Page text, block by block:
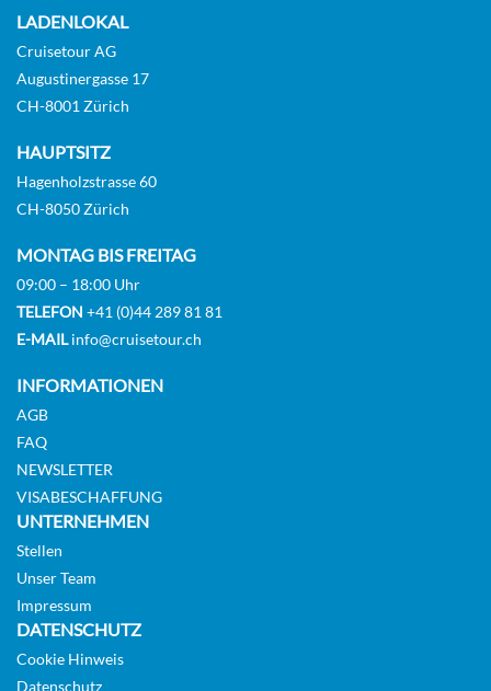
LADENLOKAL
Cruisetour AG
Augustinergasse 17
CH-8001 Zürich
HAUPTSITZ
Hagenholzstrasse 60
CH-8050 Zürich
MONTAG BIS FREITAG
09:00 – 18:00 Uhr
TELEFON +41 (0)44 289 81 81
E-MAILinfo@cruisetour.ch
INFORMATIONEN
AGB
FAQ
NEWSLETTER
VISABESCHAFFUNG
UNTERNEHMEN
Stellen
Unser Team
Impressum
DATENSCHUTZ
Cookie Hinweis
Datenschutz